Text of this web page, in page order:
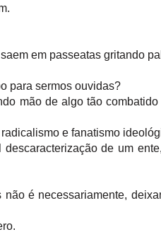
em passeatas gritando
para sermos ouvidas?
mão de algo tão
e fanatismo
de um
é necessariamente,